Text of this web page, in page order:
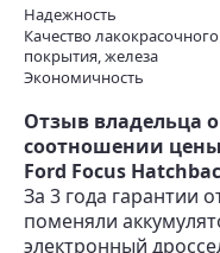
Надежность
Качество лакокрасочного
покрытия, железа
Экономичность
Отзыв владельца о
соотношении
Ford Focus
За 3 года гарантии
поменяли
электронный